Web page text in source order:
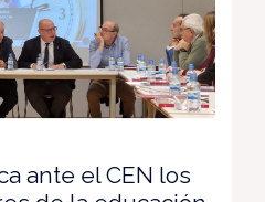
ante el CEN los